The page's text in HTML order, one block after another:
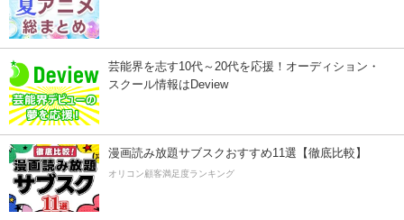
芸能界を志す10代～20代を応援！オーディション・
スクール情報はDeview
漫画読み放題サブスクおすすめ11選【徹底比較】
オリコン顧客満足度ランキング